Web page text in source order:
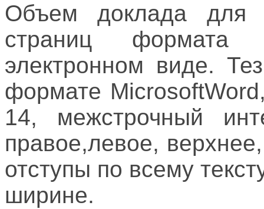
Объем доклада для
страниц формата
электронном виде.
формате
14, межстрочный
правое,левое,
отступы по всему
ширине.